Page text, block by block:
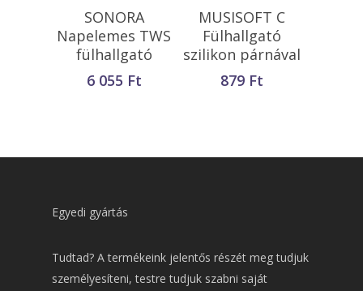
Kosárba
Teszem
SONORA
Napelemes TWS
fülhallgató
6 055 Ft
Kosárba
Teszem
MUSISOFT C
Fülhallgató
szilikon párnával
879 Ft
Egyedi gyártás
Tudtad? A termékeink jelentős részét meg tudjuk
személyesíteni, testre tudjuk szabni saját